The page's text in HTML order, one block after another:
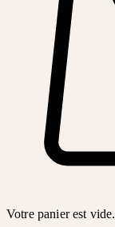
Votre panier est vide.